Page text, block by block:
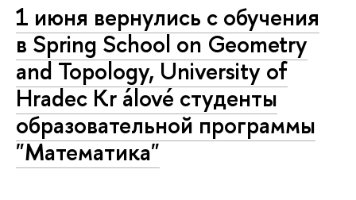
1 июня вернулись с обучения
в Spring School on Geometry
and Topology, University of
Hradec Kr álové студенты
образовательной программы
"Математика"